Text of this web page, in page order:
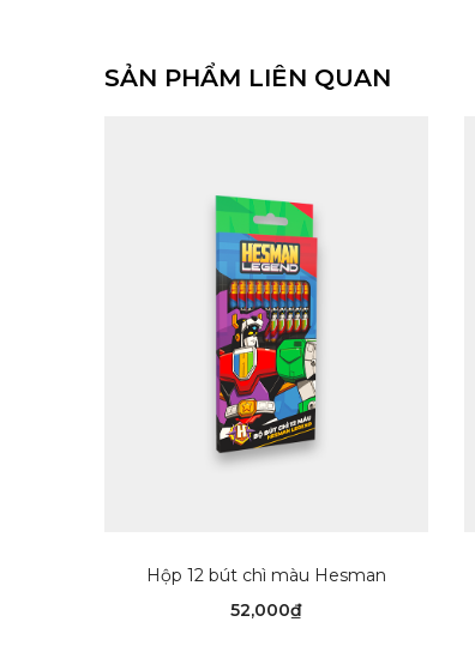
SẢN PHẨM LIÊN QUAN
Hộp 12 bút chì màu Hesman
52,000₫